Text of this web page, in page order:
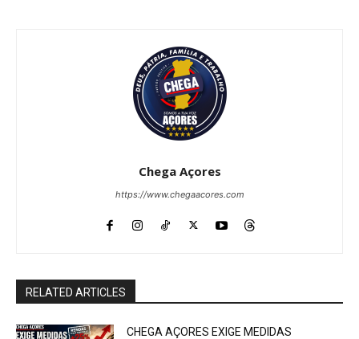
Chega Açores
https://www.chegaacores.com
RELATED ARTICLES
CHEGA AÇORES EXIGE MEDIDAS